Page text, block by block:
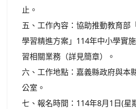
止。
五、工作內容：協助推動教育部
學習精進方案」114年中小學實
習相關業務（詳見簡章）。
六、工作地點：嘉義縣政府與本
公室。
七、報名時間：114年8月1日(星